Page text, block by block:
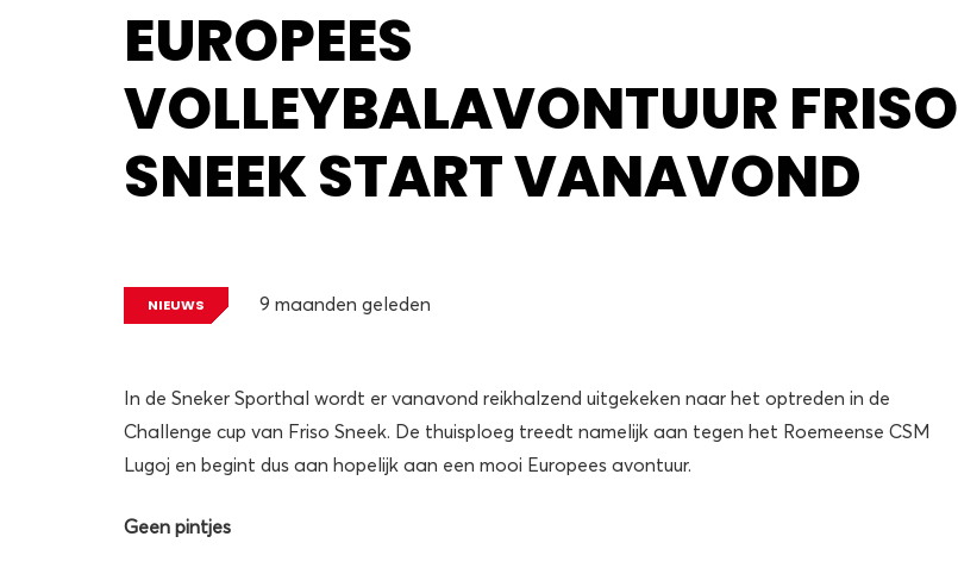
EUROPEES
VOLLEYBALAVONTUUR FRISO
SNEEK START VANAVOND
NIEUWS 9 maanden geleden
In de Sneker Sporthal wordt er vanavond reikhalzend uitgekeken naar het optreden in de
Challenge cup van Friso Sneek. De thuisploeg treedt namelijk aan tegen het Roemeense CSM
Lugoj en begint dus aan hopelijk aan een mooi Europees avontuur.
Geen pintjes